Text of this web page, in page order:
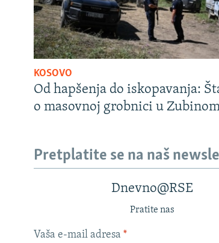
KOSOVO
Od hapšenja do iskopavanja:
o masovnoj grobnici u
Pretplatite se na naš
Dnevno@RSE
Pratite nas
Vaša e-mail adresa *